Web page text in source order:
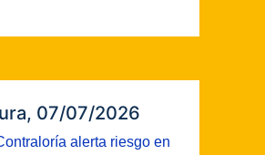
07/07/2026
alerta riesgo en